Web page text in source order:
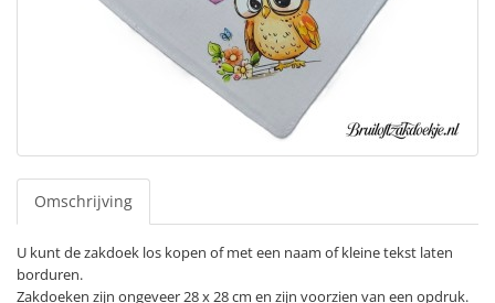
Omschrijving
U kunt de zakdoek los kopen of met een naam of kleine tekst laten
borduren.
Zakdoeken zijn ongeveer 28 x 28 cm en zijn voorzien van een opdruk.